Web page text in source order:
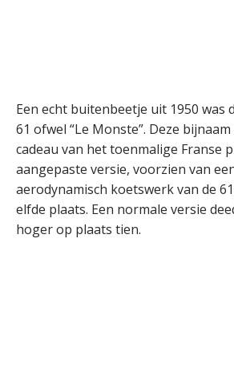
Een echt buitenbeetje uit 1950 was
61 ofwel “Le Monste”. Deze
cadeau van het toenmalige Franse
aangepaste versie, voorzien van
aerodynamisch koetswerk van de
elfde plaats. Een normale versie
hoger op plaats tien.